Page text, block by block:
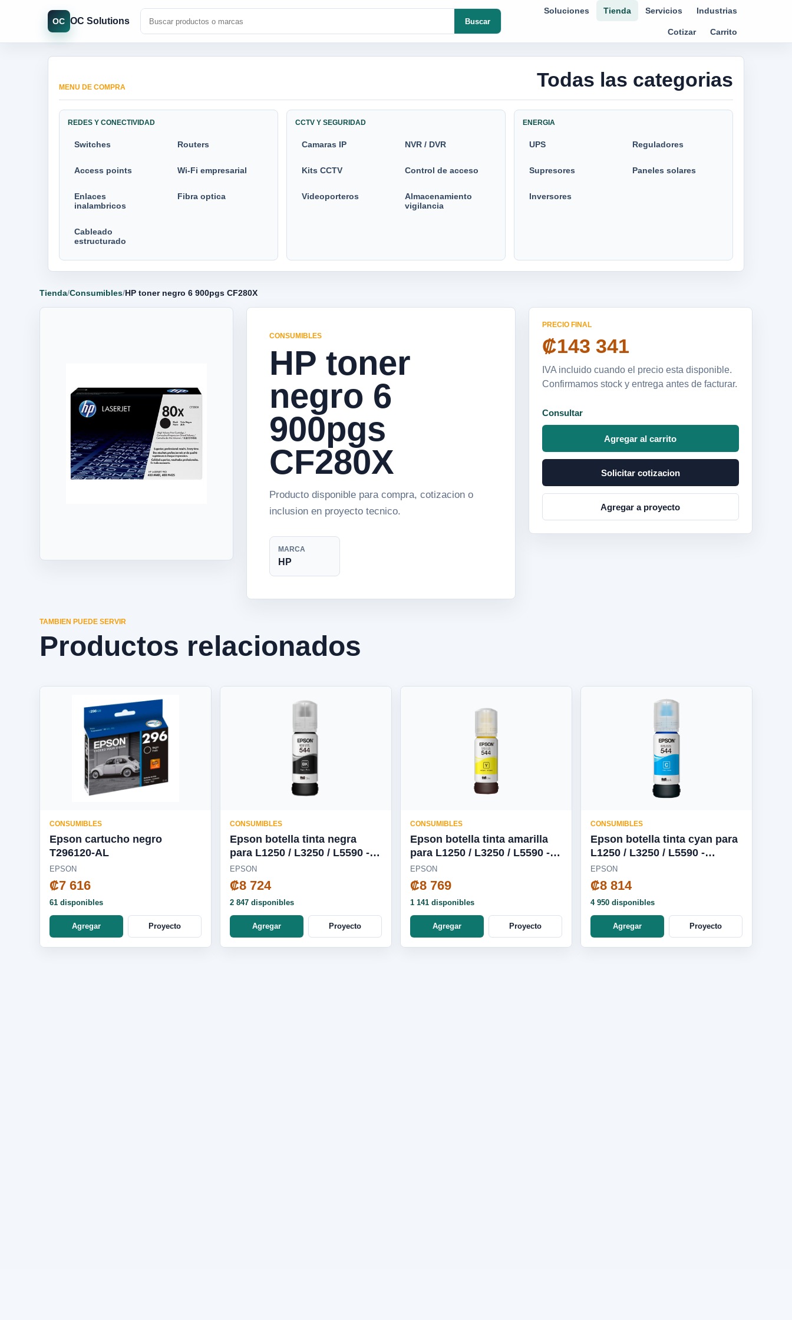
OC OC Solutions Buscar
Soluciones Tienda Servicios Industrias
Cotizar Carrito
MENU DE COMPRA Todas las categorias
REDES Y CONECTIVIDAD
Switches Routers
Access points Wi-Fi empresarial
Enlaces
inalambricos
Fibra optica
Cableado
estructurado
CCTV Y SEGURIDAD
Camaras IP NVR / DVR
Kits CCTV Control de acceso
Videoporteros
Almacenamiento
vigilancia
ENERGIA
UPS Reguladores
Supresores Paneles solares
Inversores
Tienda/Consumibles/HP toner negro 6 900pgs CF280X
CONSUMIBLES
HP toner
negro 6
900pgs
CF280X
Producto disponible para compra, cotizacion o
inclusion en proyecto tecnico.
MARCA
HP
PRECIO FINAL
₡143 341
IVA incluido cuando el precio esta disponible.
Confirmamos stock y entrega antes de facturar.
Consultar
Agregar al carrito
Solicitar cotizacion
Agregar a proyecto
TAMBIEN PUEDE SERVIR
Productos relacionados
CONSUMIBLES
Epson cartucho negro
T296120-AL
EPSON
₡7 616
61 disponibles
Agregar Proyecto
CONSUMIBLES
Epson botella tinta negra
para L1250 / L3250 / L5590 -
T544120-AL
EPSON
₡8 724
2 847 disponibles
Agregar Proyecto
CONSUMIBLES
Epson botella tinta amarilla
para L1250 / L3250 / L5590 -
T544420-AL
EPSON
₡8 769
1 141 disponibles
Agregar Proyecto
CONSUMIBLES
Epson botella tinta cyan para
L1250 / L3250 / L5590 -
T544220-AL
EPSON
₡8 814
4 950 disponibles
Agregar Proyecto